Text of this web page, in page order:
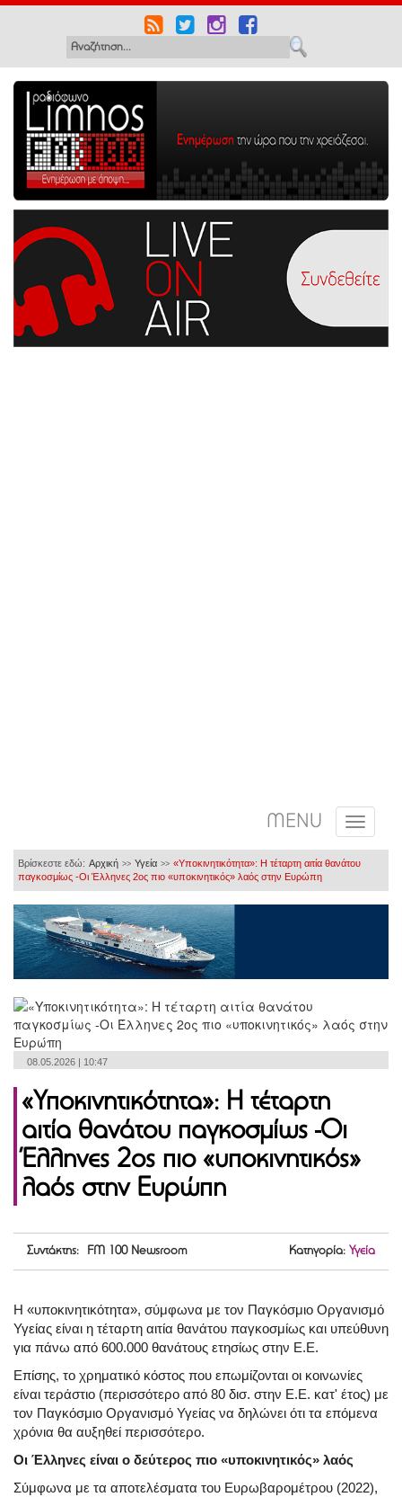
MENU
Βρίσκεστε εδώ: Αρχική >> Υγεία >> «Υποκινητικότητα»: Η τέταρτη αιτία θανάτου
παγκοσμίως -Οι Έλληνες 2ος πιο «υποκινητικός» λαός στην Ευρώπη
08.05.2026 | 10:47
«Υποκινητικότητα»: Η τέταρτη
αιτία θανάτου παγκοσμίως -Οι
Έλληνες 2ος πιο «υποκινητικός»
λαός στην Ευρώπη
Συντάκτης: FM 100 Newsroom Κατηγορία: Υγεία
Η «υποκινητικότητα», σύμφωνα με τον Παγκόσμιο Οργανισμό
Υγείας είναι η τέταρτη αιτία θανάτου παγκοσμίως και υπεύθυνη
για πάνω από 600.000 θανάτους ετησίως στην Ε.Ε.
Επίσης, το χρηματικό κόστος που επωμίζονται οι κοινωνίες
είναι τεράστιο (περισσότερο από 80 δισ. στην Ε.Ε. κατ' έτος) με
τον Παγκόσμιο Οργανισμό Υγείας να δηλώνει ότι τα επόμενα
χρόνια θα αυξηθεί περισσότερο.
Οι Έλληνες είναι ο δεύτερος πιο «υποκινητικός» λαός
Σύμφωνα με τα αποτελέσματα του Ευρωβαρομέτρου (2022),